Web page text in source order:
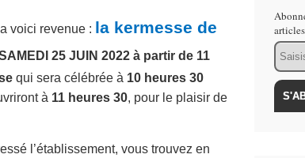
voici revenue : la kermesse de
25 JUIN 2022 à partir de 11
qui sera célébrée à 10 heures 30
à 11 heures 30, pour le plaisir de
l’établissement, vous trouvez en
Email